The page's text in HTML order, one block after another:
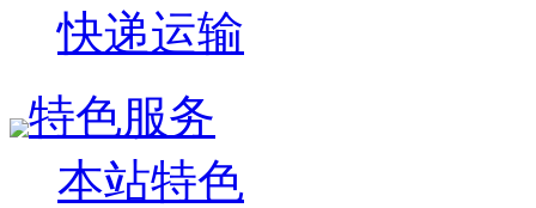
快递运输
特色服务
本站特色